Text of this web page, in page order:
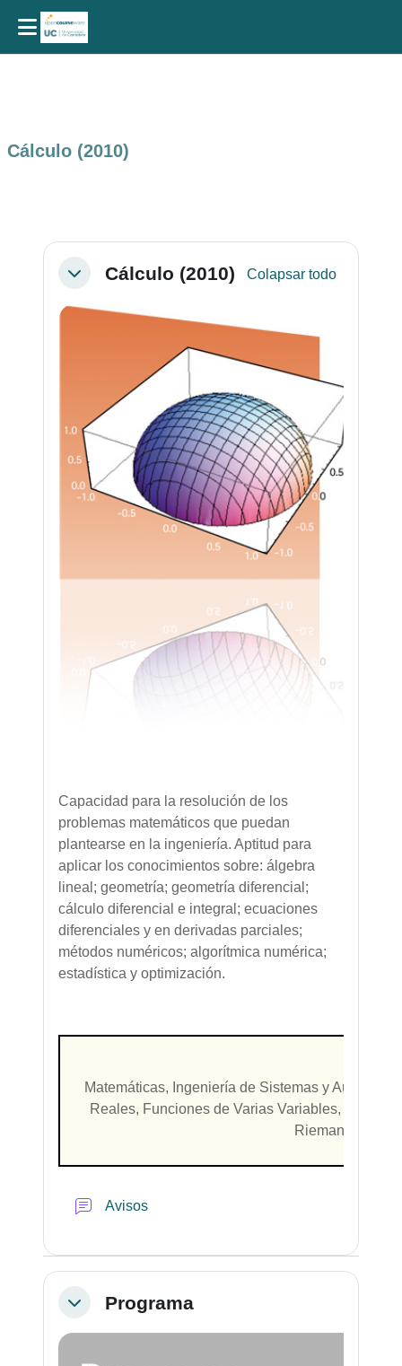
Cálculo (2010)
Perfilado de sección
ColapsarCálculo (2010) Colapsar todo
Capacidad para la resolución de los
problemas matemáticos que puedan
plantearse en la ingeniería. Aptitud para
aplicar los conocimientos sobre: álgebra
lineal; geometría; geometría diferencial;
cálculo diferencial e integral; ecuaciones
diferenciales y en derivadas parciales;
métodos numéricos; algorítmica numérica;
estadística y optimización.
Matemáticas, Ingeniería de Sistemas y
Reales, Funciones de Varias Variables,
Riemann
Avisos
ColapsarPrograma